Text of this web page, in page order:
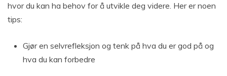
hvor du kan ha behov for å utvikle deg videre. Her er noen
tips:
Gjør en selvrefleksjon og tenk på hva du er god på og
hva du kan forbedre